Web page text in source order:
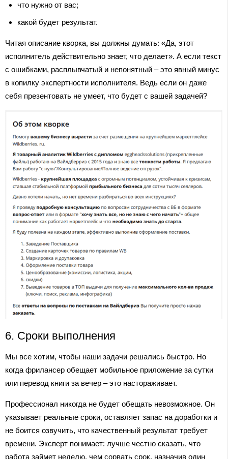
что нужно от вас;
какой будет результат.
Читая описание кворка, вы должны думать: «Да, этот
исполнитель действительно знает, что делает». А если текст
с ошибками, расплывчатый и непонятный – это явный минус
в копилку экспертности исполнителя. Ведь если он даже
себя презентовать не умеет, что будет с вашей задачей?
6. Сроки выполнения
Мы все хотим, чтобы наши задачи решались быстро. Но
когда фрилансер обещает мобильное приложение за сутки
или перевод книги за вечер – это настораживает.
Профессионал никогда не будет обещать невозможное. Он
указывает реальные сроки, оставляет запас на доработки и
не боится озвучить, что качественный результат требует
времени. Эксперт понимает: лучше честно сказать, что
работа займет неделю, чем сорвать срок, назначив один